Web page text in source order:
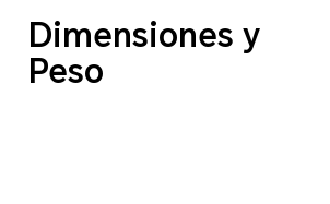
Dimensiones y
Peso